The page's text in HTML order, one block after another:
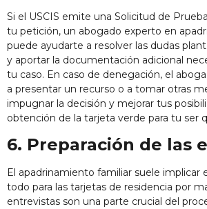
Si el USCIS emite una Solicitud de
tu petición, un abogado experto en
puede ayudarte a resolver las dudas
y aportar la documentación adicional
tu caso. En caso de denegación, el
a presentar un recurso o a tomar otras
impugnar la decisión y mejorar tus
obtención de la tarjeta verde para tu ser
6. Preparación de las
El apadrinamiento familiar suele implicar
todo para las tarjetas de residencia por
entrevistas son una parte crucial del